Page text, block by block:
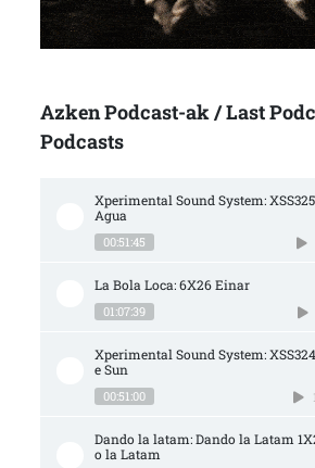
Azken Podcast-ak / Last
Podcasts
Xperimental Sound System:
Agua
00:51:45
La Bola Loca: 6X26 Einar
01:07:39
Xperimental Sound System:
e Sun
00:51:00
Dando la latam: Dando la Latam
o la Latam